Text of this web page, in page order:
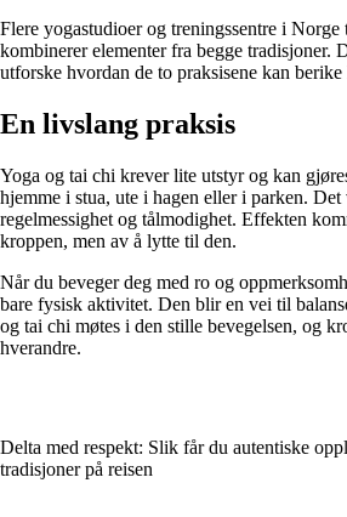
Flere yogastudioer og treningssentre i
kombinerer elementer fra begge tradisjoner.
utforske hvordan de to praksisene kan berike
En livslang praksis
Yoga og tai chi krever lite utstyr og kan
hjemme i stua, ute i hagen eller i parken.
regelmessighet og tålmodighet. Effekten
kroppen, men av å lytte til den.
Når du beveger deg med ro og
bare fysisk aktivitet. Den blir en vei til
og tai chi møtes i den stille bevegelsen, og
hverandre.
Delta med respekt: Slik får du autentiske
tradisjoner på reisen